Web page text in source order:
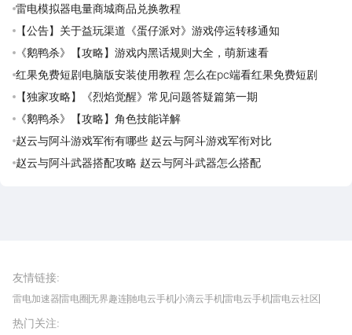
雷电模拟器电量商城商品兑换教程
【公告】关于益玩渠道《蛋仔派对》游戏停运转移通知
《鹅鸭杀》【攻略】游戏内黑话规则大全，萌新速看
红果免费短剧电脑版安装使用教程 怎么在pc端看红果免费短剧
【独家攻略】《烈焰觉醒》常见问题答疑篇第一期
《鹅鸭杀》【攻略】角色技能详解
赵云与阿斗游戏军衔有哪些 赵云与阿斗游戏军衔对比
赵云与阿斗武器搭配攻略 赵云与阿斗武器怎么搭配
友情链接:
雷电加速器雷电圈无界趣连驰电云手机小滴云手机雷电云手机雷电云社区
我爱vr网华军软件园
热门关注: